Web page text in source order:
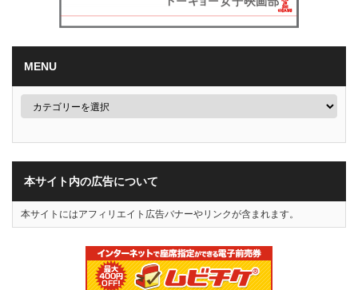
MENU
本サイト内の広告について
本サイトにはアフィリエイト広告バナーやリンクが含まれます。